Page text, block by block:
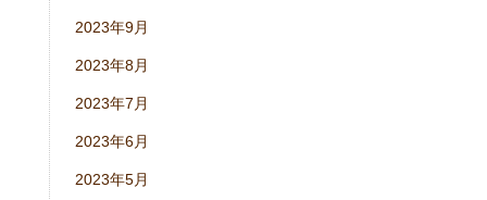
2023年9月
2023年8月
2023年7月
2023年6月
2023年5月